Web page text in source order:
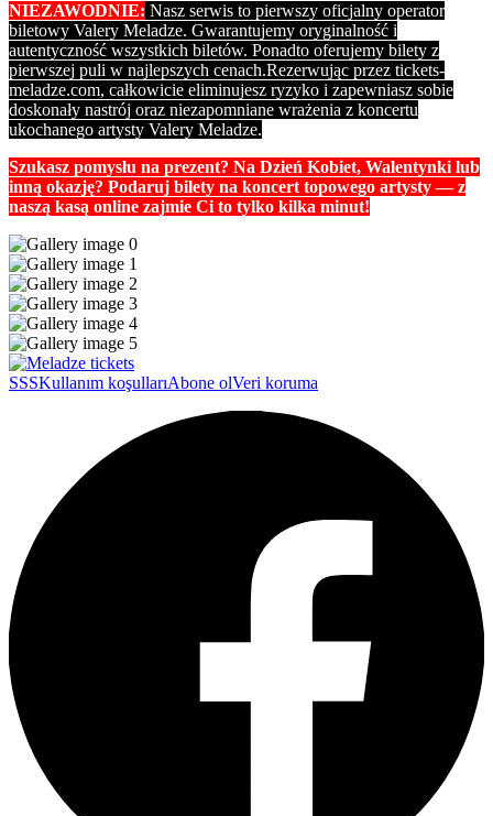
NIEZAWODNIE: Nasz serwis to pierwszy oficjalny operator
biletowy Valery Meladze. Gwarantujemy oryginalność i
autentyczność wszystkich biletów. Ponadto oferujemy bilety z
pierwszej puli w najlepszych cenach.Rezerwując przez tickets-
meladze.com, całkowicie eliminujesz ryzyko i zapewniasz sobie
doskonały nastrój oraz niezapomniane wrażenia z koncertu
ukochanego artysty Valery Meladze.
Szukasz pomysłu na prezent? Na Dzień Kobiet, Walentynki lub
inną okazję? Podaruj bilety na koncert topowego artysty — z
naszą kasą online zajmie Ci to tylko kilka minut!
SSSKullanım koşullarıAbone olVeri koruma